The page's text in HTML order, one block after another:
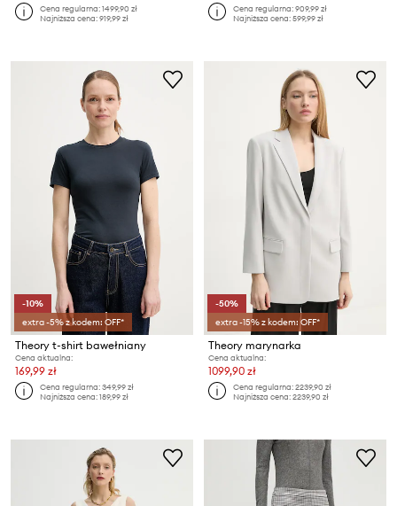
Cena regularna:1499,90 zł
Najniższa cena:919,99 zł
Cena regularna:909,99 zł
Najniższa cena:599,99 zł
-10%
extra -5% z kodem: OFF*
Theory t-shirt bawełniany
Cena aktualna:
169,99 zł
Cena regularna:349,99 zł
Najniższa cena:189,99 zł
-50%
extra -15% z kodem: OFF*
Theory marynarka
Cena aktualna:
1099,90 zł
Cena regularna:2239,90 zł
Najniższa cena:2239,90 zł